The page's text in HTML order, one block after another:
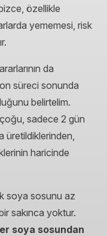
özellikle
yememesi, risk
da
süreci sonunda
belirtelim.
sadece 2 gün
üretildiklerinden,
haricinde
soya sosunu az
sakınca yoktur.
soya sosundan